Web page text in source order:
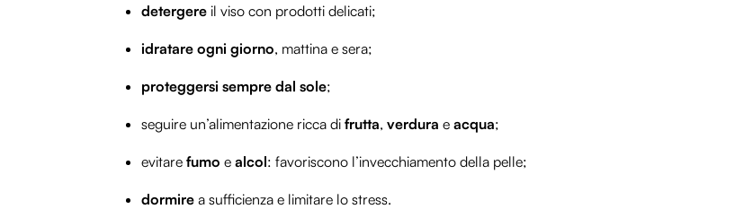
detergere il viso con prodotti delicati;
idratare ogni giorno, mattina e sera;
proteggersi sempre dal sole;
seguire un’alimentazione ricca di frutta, verdura e acqua;
evitare fumo e alcol: favoriscono l’invecchiamento della pelle;
dormire a sufficienza e limitare lo stress.